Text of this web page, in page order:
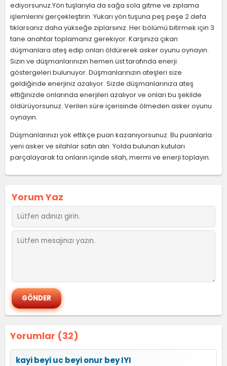
ediyorsunuz.Yön tuşlarıyla da sağa sola gitme ve zıplama
işlemlerini gerçekleştirin. Yukarı yön tuşuna peş peşe 2 defa
tıklarsanız daha yükseğe zıplarsınız. Her bölümü bitirmek için 3
tane anahtar toplamanız gerekiyor. Karşınıza çıkan
düşmanlara ateş edip onları öldürerek asker oyunu oynayın.
Sizin ve düşmanlarınızın hemen üst tarafında enerji
göstergeleri bulunuyor. Düşmanlarınızın ateşleri size
geldiğinde enerjiniz azalıyor. Sizde düşmanlarınıza ateş
ettiğinizde onlarında enerjileri azalıyor ve onları bu şekilde
öldürüyorsunuz. Verilen süre içerisinde ölmeden asker oyunu
oynayın.
Düşmanlarınızı yok ettikçe puan kazanıyorsunuz. Bu puanlarla
yeni asker ve silahlar satın alın. Yolda bulunan kutuları
parçalayarak ta onların içinde silah, mermi ve enerji toplayın.
Yorumlar (32)
kayi beyi uc beyi onur bey IYI
Yorum Yaz